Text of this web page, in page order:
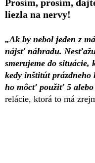
Prosím, prosím,
liezla na nervy!
„Ak by nebol jeden z
nájsť náhradu.
smerujeme do situácie,
kedy inštitút prázdneho
ho môcť použiť 5
relácie, ktorá to má